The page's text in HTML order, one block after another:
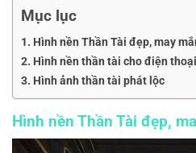
Mục lục
Hình nền Thần Tài đẹp, may
Hình nền thần tài cho điện thoại
Hình ảnh thần tài phát lộc
Hình nền Thần Tài đẹp,